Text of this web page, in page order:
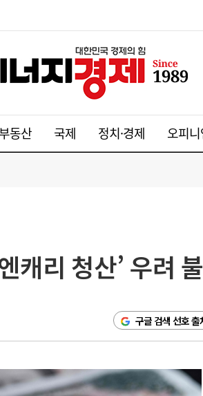
동산 국제 정치·경제 오피
캐리 청산’ 우려
구글 검색 선호